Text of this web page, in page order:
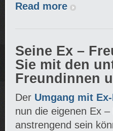
Read more
Seine Ex –
Sie mit den
Freundinnen
Der Umgang mit
nun die eigenen Ex
anstrengend sein